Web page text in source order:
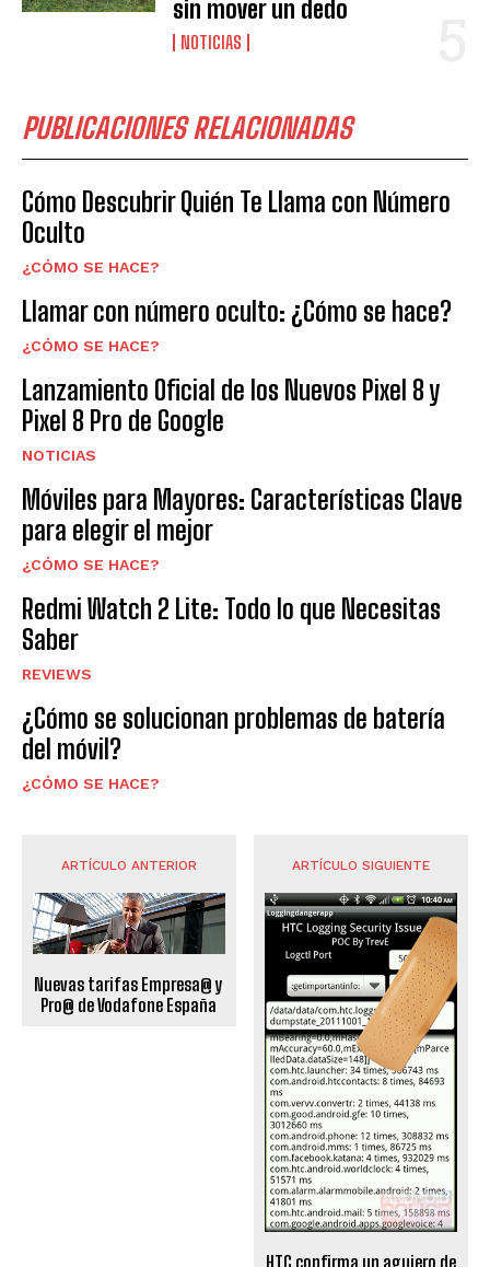
sin mover un dedo
NOTICIAS
PUBLICACIONES RELACIONADAS
Cómo Descubrir Quién Te Llama con Número
Oculto
¿CÓMO SE HACE?
Llamar con número oculto: ¿Cómo se hace?
¿CÓMO SE HACE?
Lanzamiento Oficial de los Nuevos Pixel 8 y
Pixel 8 Pro de Google
NOTICIAS
Móviles para Mayores: Características Clave
para elegir el mejor
¿CÓMO SE HACE?
Redmi Watch 2 Lite: Todo lo que Necesitas
Saber
REVIEWS
¿Cómo se solucionan problemas de batería
del móvil?
¿CÓMO SE HACE?
ARTÍCULO ANTERIOR
Nuevas tarifas Empresa@ y
Pro@ de Vodafone España
ARTÍCULO SIGUIENTE
HTC confirma un agujero de